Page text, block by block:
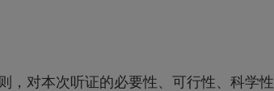
对本次听证的必要性、可行性、科学性